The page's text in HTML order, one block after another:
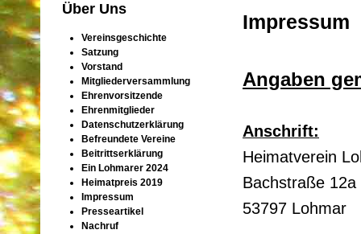
Über Uns
Vereinsgeschichte
Satzung
Vorstand
Mitgliederversammlung
Ehrenvorsitzende
Ehrenmitglieder
Datenschutzerklärung
Befreundete Vereine
Beitrittserklärung
Ein Lohmarer 2024
Heimatpreis 2019
Impressum
Presseartikel
Nachruf
Impressum
Angaben
Anschrift:
Heimatverein
Bachstraße 12a
53797 Lohmar